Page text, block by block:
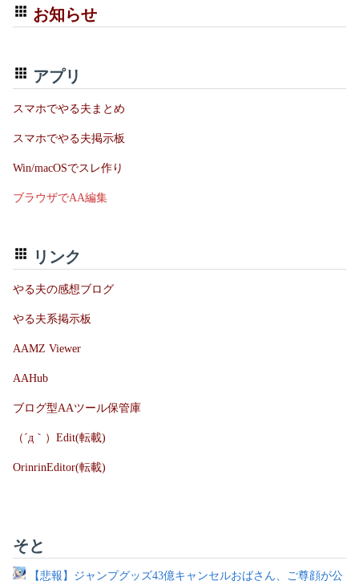
お知らせ
アプリ
スマホでやる夫まとめ
スマホでやる夫掲示板
Win/macOSでスレ作り
ブラウザでAA編集
リンク
やる夫の感想ブログ
やる夫系掲示板
AAMZ Viewer
AAHub
ブログ型AAツール保管庫
（´д｀）Edit(転載)
OrinrinEditor(転載)
そと
【悲報】ジャンプグッズ43億キャンセルおばさん、ご尊顔が公